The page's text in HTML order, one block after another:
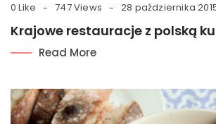
0 Like 747 Views 28 października
Krajowe restauracje z polską
Read More